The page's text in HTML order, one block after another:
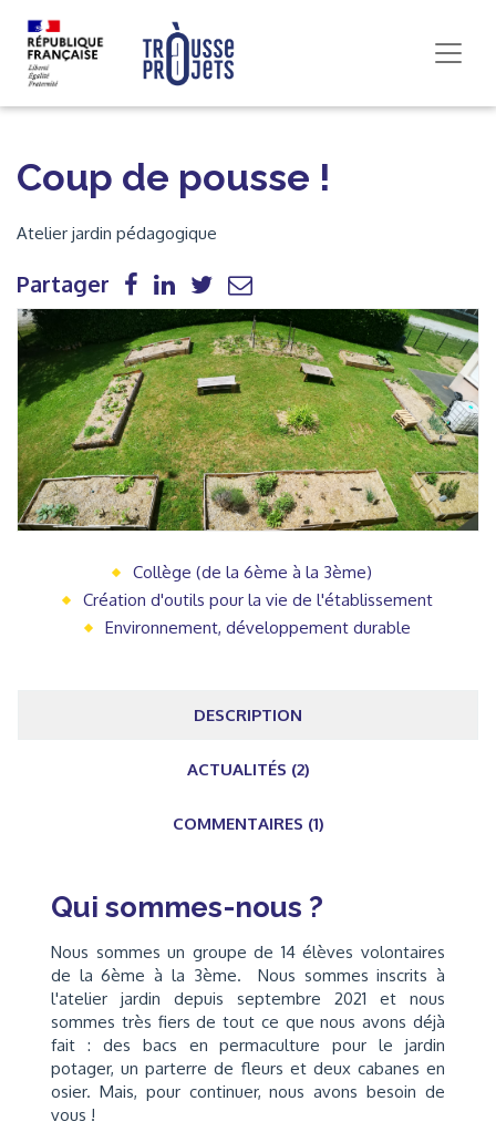
Coup de pousse !
Atelier jardin pédagogique
Partager
Collège (de la 6ème à la 3ème)
Création d'outils pour la vie de l'établissement
Environnement, développement durable
DESCRIPTION
ACTUALITÉS (2)
COMMENTAIRES (1)
Qui sommes-nous ?
Nous sommes un groupe de 14 élèves volontaires
de la 6ème à la 3ème. Nous sommes inscrits à
l'atelier jardin depuis septembre 2021 et nous
sommes très fiers de tout ce que nous avons déjà
fait : des bacs en permaculture pour le jardin
potager, un parterre de fleurs et deux cabanes en
osier. Mais, pour continuer, nous avons besoin de
vous !